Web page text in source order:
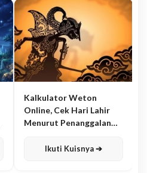
Kalkulator Weton
Online, Cek Hari Lahir
Menurut Penanggalan
Ikuti Kuisnya ➔